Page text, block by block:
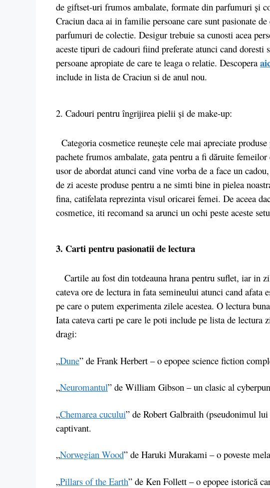
de giftset-uri frumos ambalate, formate din parfumuri și
Craciun daca ai in familie persoane care sunt pasionate
parfumuri de colectie. Desigur trebuie sa cunosti acea
aceste tipuri de cadouri fiind preferate atunci cand
persoane apropiate de care te leaga o relatie. Descopera
include in lista de Craciun si de anul nou.
2. Cadouri pentru îngrijirea pielii și de make-up:
Categoria cosmetice reunește cele mai apreciate
pachete frumos ambalate, gata pentru a fi dăruite
usor de abordat atunci cand vine vorba de a face un
de zi aceste produse pentru a ne simti bine in pielea
fina, catifelata reprezinta visul oricarei femei. De aceea
cosmetice, iti recomand sa arunci un ochi peste aceste
3. Carti pentru pasionatii de lectura
Cartile au fost din totdeauna hrana pentru suflet, iar in
cateva ore de lectura in fata semineului atunci cand afata
pe care o putem experimenta zilele acestea. O lectura
Iata cateva carti pe care le poti include pe lista de lectura
dragi:
„Dune” de Frank Herbert – o epopee science fiction
„Neuromantul” de William Gibson – un clasic al
„Chemarea cucului” de Robert Galbraith (pseudonimul
captivant.
„Norwegian Wood” de Haruki Murakami – o poveste
„Pillars of the Earth” de Ken Follett – o epopee istorică